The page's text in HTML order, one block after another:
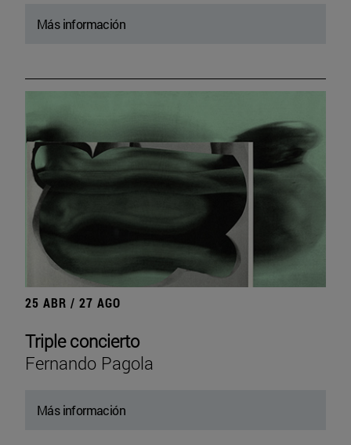
Más información
25 ABR / 27 AGO
Triple concierto
Fernando Pagola
Más información